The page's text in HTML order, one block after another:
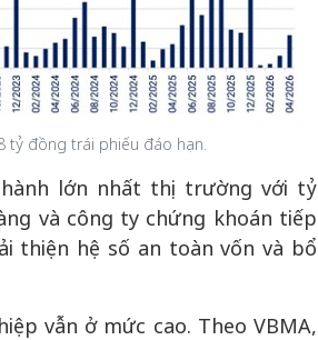
tỷ đồng trái phiếu đáo hạn.
lớn nhất thị trường với tỷ
và công ty chứng khoán tiếp
thiện hệ số an toàn vốn và bổ
vẫn ở mức cao. Theo VBMA,